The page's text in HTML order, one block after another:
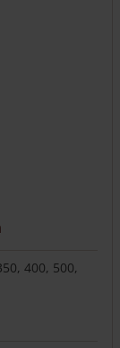
400, 500,